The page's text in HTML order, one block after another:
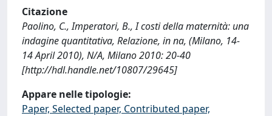
Citazione
Paolino, C., Imperatori, B., I costi della maternità: una
indagine quantitativa, Relazione, in na, (Milano, 14-
14 April 2010), N/A, Milano 2010: 20-40
[http://hdl.handle.net/10807/29645]
Appare nelle tipologie:
Paper, Selected paper, Contributed paper,